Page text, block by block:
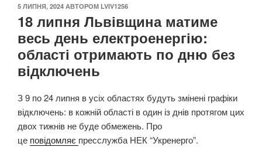
ОПУБЛІКОВАНО
5 ЛИПНЯ, 2024 АВТОРОМ LVIV1256
18 липня Львівщина матиме
весь день електроенергію:
області отримають по дню без
відключень
З 9 по 24 липня в усіх областях будуть змінені графіки
відключень: в кожній області в один із днів протягом цих
двох тижнів не буде обмежень. Про
це повідомляє пресслужба НЕК “Укренерго”.